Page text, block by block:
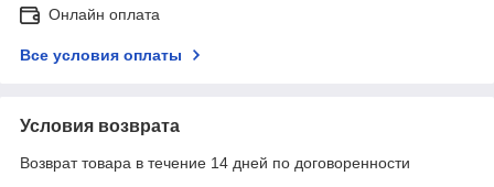
Онлайн оплата
Все условия оплаты
Условия возврата
Возврат товара в течение 14 дней по договоренности